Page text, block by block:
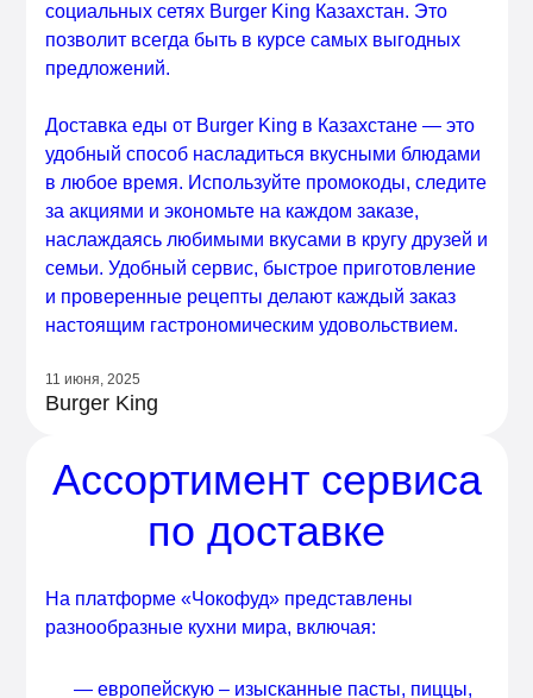
социальных сетях Burger King Казахстан. Это
позволит всегда быть в курсе самых выгодных
предложений.
Доставка еды от Burger King в Казахстане — это
удобный способ насладиться вкусными блюдами
в любое время. Используйте промокоды, следите
за акциями и экономьте на каждом заказе,
наслаждаясь любимыми вкусами в кругу друзей и
семьи. Удобный сервис, быстрое приготовление
и проверенные рецепты делают каждый заказ
настоящим гастрономическим удовольствием.
11 июня, 2025
Burger King
Ассортимент сервиса
по доставке
На платформе «Чокофуд» представлены
разнообразные кухни мира, включая:
— европейскую – изысканные пасты, пиццы,